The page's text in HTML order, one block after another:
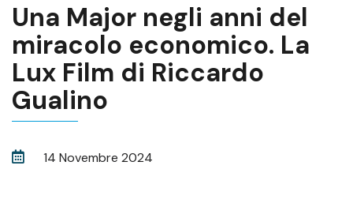
Una Major negli anni del
miracolo economico. La
Lux Film di Riccardo
Gualino
14 Novembre 2024